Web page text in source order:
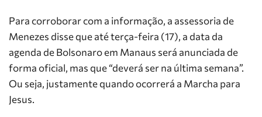
Para corroborar com a informação, a assessoria de
Menezes disse que até terça-feira (17), a data da
agenda de Bolsonaro em Manaus será anunciada de
forma oficial, mas que “deverá ser na última semana”.
Ou seja, justamente quando ocorrerá a Marcha para
Jesus.